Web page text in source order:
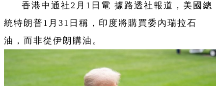
香港中通社2月1日電 據路透社報道，美國總
統特朗普1月31日稱，印度將購買委內瑞拉石
油，而非從伊朗購油。